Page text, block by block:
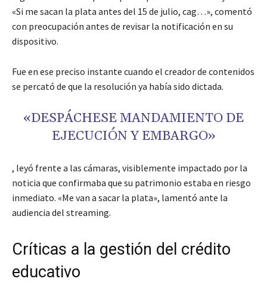
«Si me sacan la plata antes del 15 de julio, cag…», comentó
con preocupación antes de revisar la notificación en su
dispositivo.
Fue en ese preciso instante cuando el creador de contenidos
se percató de que la resolución ya había sido dictada.
«DESPÁCHESE MANDAMIENTO DE
EJECUCIÓN Y EMBARGO»
, leyó frente a las cámaras, visiblemente impactado por la
noticia que confirmaba que su patrimonio estaba en riesgo
inmediato. «Me van a sacar la plata», lamentó ante la
audiencia del streaming.
Críticas a la gestión del crédito
educativo